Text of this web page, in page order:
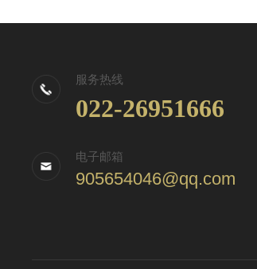
服务热线
022-26951666
电子邮箱
905654046@qq.com